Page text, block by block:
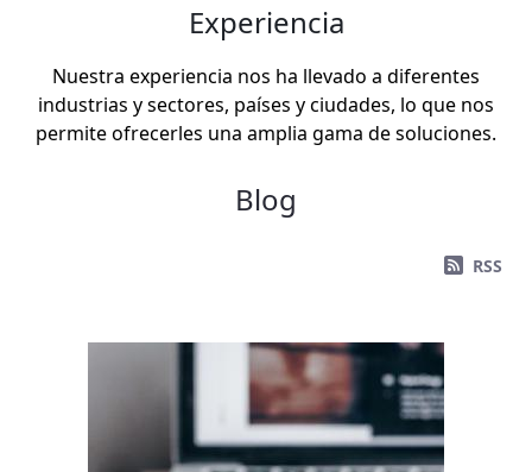
Experiencia
Nuestra experiencia nos ha llevado a diferentes
industrias y sectores, países y ciudades, lo que nos
permite ofrecerles una amplia gama de soluciones.
Blog
RSS